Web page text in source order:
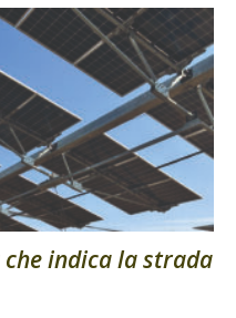
indica la strada